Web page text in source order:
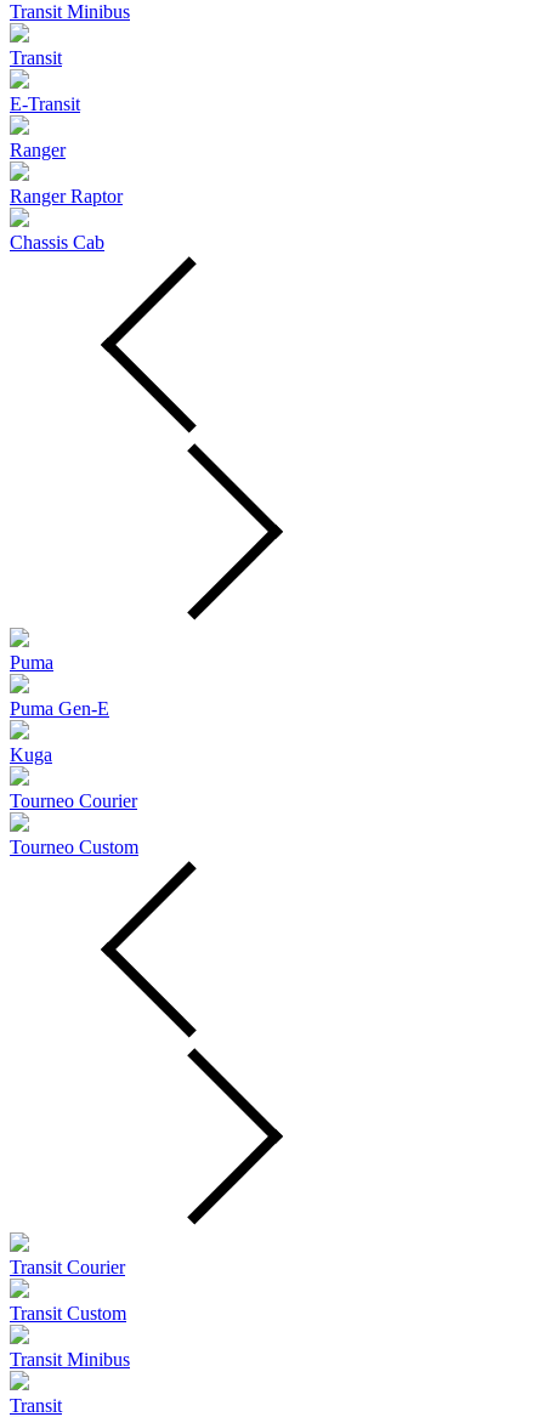
Transit Minibus
Transit
E-Transit
Ranger
Ranger Raptor
Chassis Cab
Puma
Puma Gen‑E
Kuga
Tourneo Courier
Tourneo Custom
Transit Courier
Transit Custom
Transit Minibus
Transit